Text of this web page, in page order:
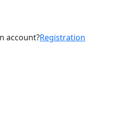
account?Registration